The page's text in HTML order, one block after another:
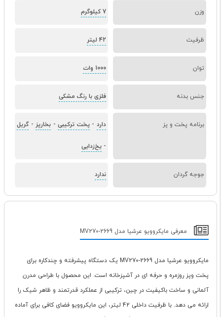
وزن 7 کیلوگرم
ظرفیت 42 لیتر
توان 1000 وات
جنس بدنه فلزی با رنگ مشکی
برنامه پخت و پز دارد-پخت ترکیبی- بخارپز - گریل
- یخ‌زدایی
جوجه گردان ندارد
معرفی مایکروویو عرشیا مدل MV270-2669
مایکروویو عرشیا مدل MV270-2669 یک دستگاه پیشرفته و چندکاره برای
پخت وپز روزمره و حرفه ای در آشپزخانه است. این محصول با طراحی مدرن
آلمانی و ساخت باکیفیت در چین، ترکیبی از عملکرد قدرتمند و ظاهر شیک را
ارائه می دهد. با ظرفیت داخلی 42 لیتر، این مایکروویو فضای کافی برای آماده